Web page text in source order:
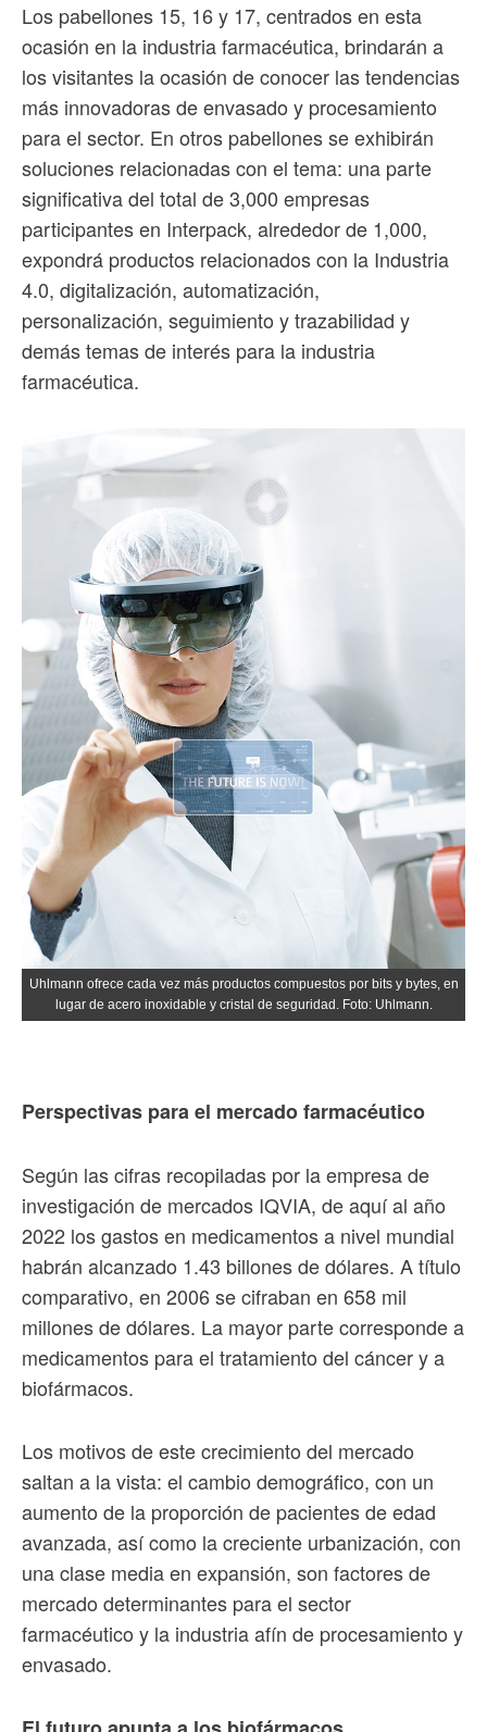
Los pabellones 15, 16 y 17, centrados en esta
ocasión en la industria farmacéutica, brindarán a
los visitantes la ocasión de conocer las tendencias
más innovadoras de envasado y procesamiento
para el sector. En otros pabellones se exhibirán
soluciones relacionadas con el tema: una parte
significativa del total de 3,000 empresas
participantes en Interpack, alrededor de 1,000,
expondrá productos relacionados con la Industria
4.0, digitalización, automatización,
personalización, seguimiento y trazabilidad y
demás temas de interés para la industria
farmacéutica.
Uhlmann ofrece cada vez más productos compuestos por bits y bytes, en
lugar de acero inoxidable y cristal de seguridad. Foto: Uhlmann.
Perspectivas para el mercado farmacéutico
Según las cifras recopiladas por la empresa de
investigación de mercados IQVIA, de aquí al año
2022 los gastos en medicamentos a nivel mundial
habrán alcanzado 1.43 billones de dólares. A título
comparativo, en 2006 se cifraban en 658 mil
millones de dólares. La mayor parte corresponde a
medicamentos para el tratamiento del cáncer y a
biofármacos.
Los motivos de este crecimiento del mercado
saltan a la vista: el cambio demográfico, con un
aumento de la proporción de pacientes de edad
avanzada, así como la creciente urbanización, con
una clase media en expansión, son factores de
mercado determinantes para el sector
farmacéutico y la industria afín de procesamiento y
envasado.